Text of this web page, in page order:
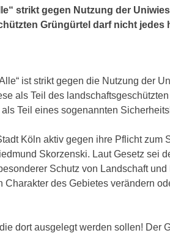
strikt gegen Nutzung der
Grüngürtel darf nicht jedes
ist strikt gegen die Nutzung der
als Teil des
Teil eines sogenannten
Köln aktiv gegen ihre Pflicht zum
Skorzenski. Laut Gesetz sei
Schutz von Landschaft und
des Gebietes verändern
dort ausgelegt werden sollen! Der